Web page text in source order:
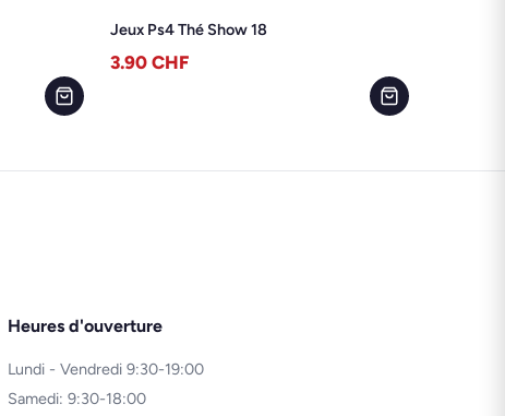
Jeux Ps4 Thé Show 18
3.90 CHF
Heures d'ouverture
Lundi - Vendredi 9:30-19:00
Samedi: 9:30-18:00